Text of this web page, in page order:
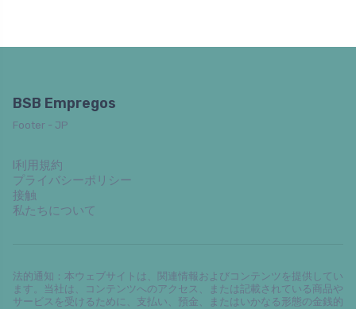
BSB Empregos
Footer - JP
l利用規約
プライバシーポリシー
接触
私たちについて
法的通知：本ウェブサイトは、関連情報およびコンテンツを提供してい
ます。当社は、コンテンツへのアクセス、または記載されている商品や
サービスを受けるために、支払い、預金、またはいかなる形態の金銭的